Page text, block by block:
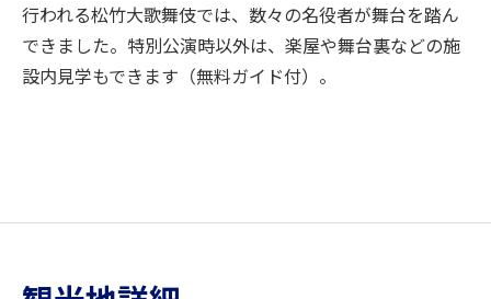
行われる松竹大歌舞伎では、数々の名役者が舞台を踏ん
できました。特別公演時以外は、楽屋や舞台裏などの施
設内見学もできます（無料ガイド付）。